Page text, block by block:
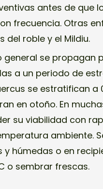
antes de que
frecuencia. Otras
roble y el Mildiu.
general se propagan
a un periodo de
se estratifican a
en otoño. En
su viabilidad con
ambiente.
húmedas o en
o sembrar frescas.